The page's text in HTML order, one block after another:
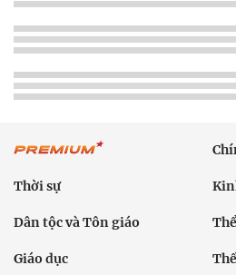
Thời sự
Dân tộc và Tôn giáo
Giáo dục